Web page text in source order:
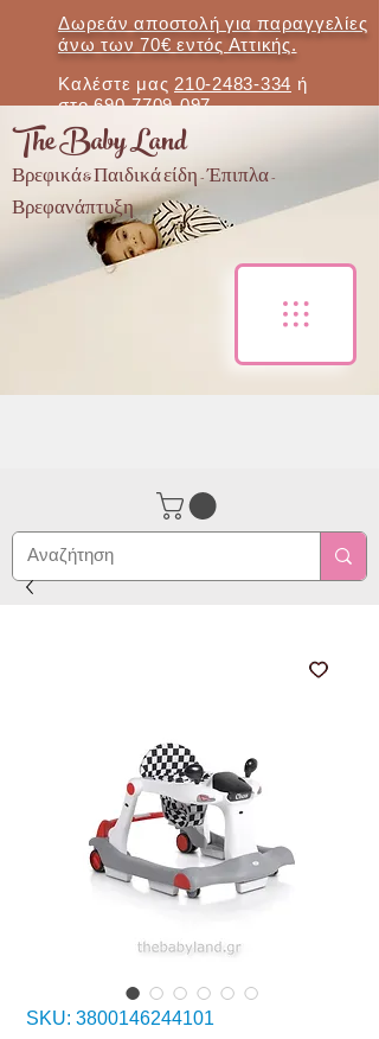
Δωρεάν αποστολή για παραγγελίες
άνω των 70€ εντός Αττικής.
Καλέστε μας 210-2483-334 ή
στο690-7709-097
The Baby Land
Βρεφικά & Παιδικά είδη - Έπιπλα -
Βρεφανάπτυξη
SKU: 3800146244101